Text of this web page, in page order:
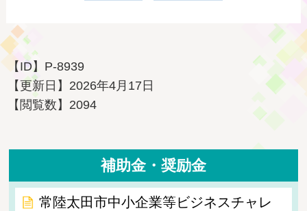
【ID】 P-8939
【更新日】 2026年4月17日
【閲覧数】 2094
補助金・奨励金
常陸太田市中小企業等ビジネスチャレ